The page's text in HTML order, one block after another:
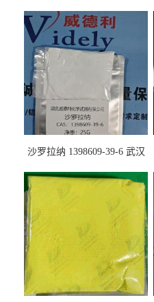
沙罗拉纳 1398609-39-6 武汉